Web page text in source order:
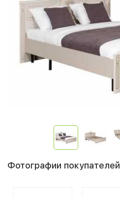
Фотографии покупателей